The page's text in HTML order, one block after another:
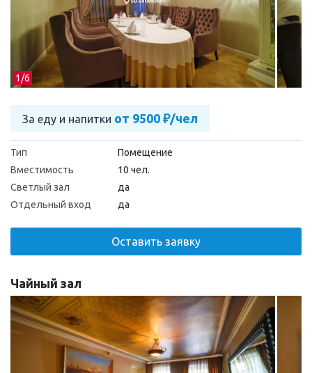
1/6
За еду и напитки от 9500 ₽/чел
Тип
Помещение
Вместимость
10 чел.
Светлый зал
да
Отдельный вход
да
Оставить заявку
Чайный зал